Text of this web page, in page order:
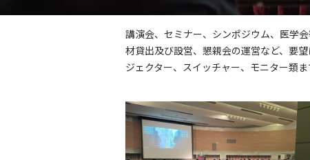
講演会、セミナー、シンポジウム、医学
材貸出及び設営、懇親会の運営など、要
ジェクター、スイッチャー、モニター類